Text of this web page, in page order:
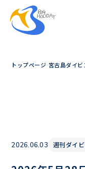
トップページ 宮古島ダイ
2026.06.03 週刊ダイ